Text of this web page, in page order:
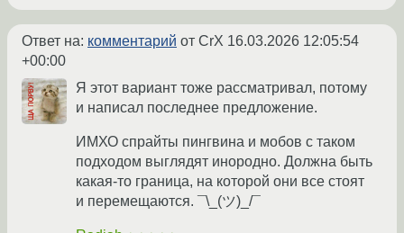
Ответ на: комментарий от CrX 16.03.2026 12:05:54
+00:00
Я этот вариант тоже рассматривал, потому
и написал последнее предложение.
ИМХО спрайты пингвина и мобов с таком
подходом выглядят инородно. Должна быть
какая-то граница, на которой они все стоят
и перемещаются. ¯\_(ツ)_/¯